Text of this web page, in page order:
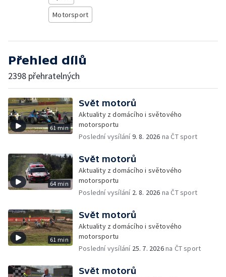
Motorsport
Přehled dílů
2398 přehratelných
61 min
Svět motorů
Aktuality z domácího i světového
motorsportu
Poslední vysílání9. 8. 2026 na ČT sport
64 min
Svět motorů
Aktuality z domácího i světového
motorsportu
Poslední vysílání 2. 8. 2026 na ČT sport
61 min
Svět motorů
Aktuality z domácího i světového
motorsportu
Poslední vysílání 25. 7. 2026na ČT sport
Svět motorů